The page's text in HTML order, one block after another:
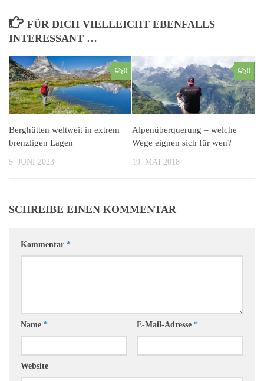
FÜR DICH VIELLEICHT EBENFALLS
INTERESSANT …
0
Berghütten weltweit in extrem
brenzligen Lagen
5. JUNI 2023
0
Alpenüberquerung – welche
Wege eignen sich für wen?
19. MAI 2018
SCHREIBE EINEN KOMMENTAR
Kommentar *
Name * E-Mail-Adresse *
Website